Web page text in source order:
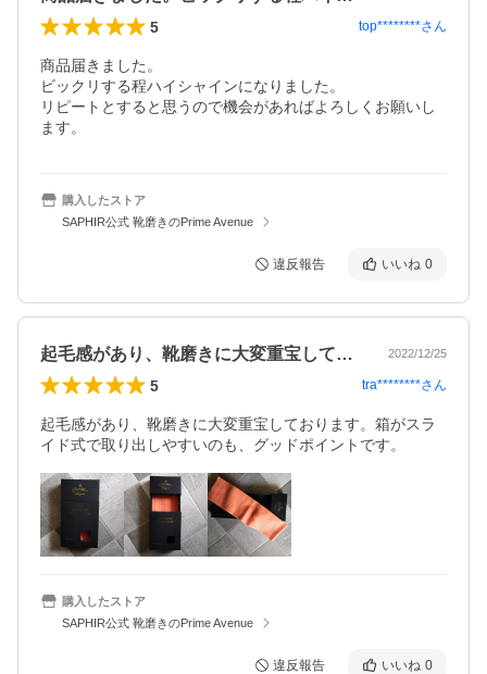
5 top********さん
商品届きました。
ビックリする程ハイシャインになりました。
リピートとすると思うので機会があればよろしくお願いし
ます。
購入したストア
SAPHIR公式 靴磨きのPrime Avenue
違反報告 いいね 0
起毛感があり、靴磨きに大変重宝しており… 2022/12/25
5 tra********さん
起毛感があり、靴磨きに大変重宝しております。箱がスラ
イド式で取り出しやすいのも、グッドポイントです。
購入したストア
SAPHIR公式 靴磨きのPrime Avenue
違反報告 いいね 0